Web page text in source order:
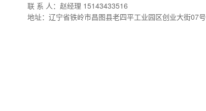
联 系 人：赵经理 15143433516
地址：辽宁省铁岭市昌图县老四平工业园区创业大街07号